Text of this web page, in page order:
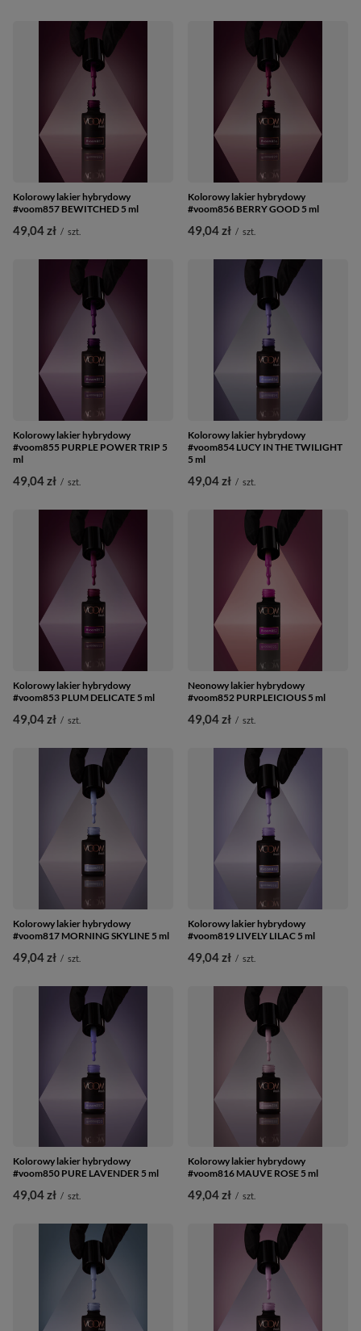
Kolorowy lakier hybrydowy
#voom857 BEWITCHED 5 ml
49,04 zł / szt.
Kolorowy lakier hybrydowy
#voom856 BERRY GOOD 5 ml
49,04 zł / szt.
Kolorowy lakier hybrydowy
#voom855 PURPLE POWER TRIP 5
ml
49,04 zł / szt.
Kolorowy lakier hybrydowy
#voom854 LUCY IN THE TWILIGHT
5 ml
49,04 zł / szt.
Kolorowy lakier hybrydowy
#voom853 PLUM DELICATE 5 ml
49,04 zł / szt.
Neonowy lakier hybrydowy
#voom852 PURPLEICIOUS 5 ml
49,04 zł / szt.
Kolorowy lakier hybrydowy
#voom817 MORNING SKYLINE 5 ml
49,04 zł / szt.
Kolorowy lakier hybrydowy
#voom819 LIVELY LILAC 5 ml
49,04 zł / szt.
Kolorowy lakier hybrydowy
#voom850 PURE LAVENDER 5 ml
49,04 zł / szt.
Kolorowy lakier hybrydowy
#voom816 MAUVE ROSE 5 ml
49,04 zł / szt.